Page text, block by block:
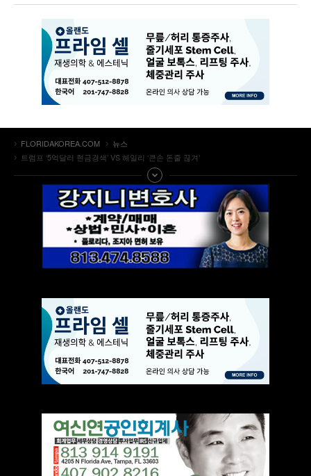
FLORIDAKOREA.COM
뉴스
트럼프 ‘5억달러 현금경색’ VS 헤일리 ‘큰손 돈줄 끊겨’